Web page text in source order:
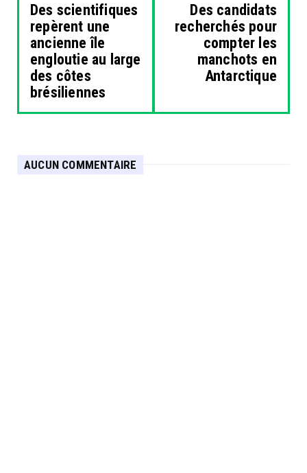
Des scientifiques
repèrent une
ancienne île
engloutie au large
des côtes
brésiliennes
Des candidats
recherchés pour
compter les
manchots en
Antarctique
AUCUN COMMENTAIRE